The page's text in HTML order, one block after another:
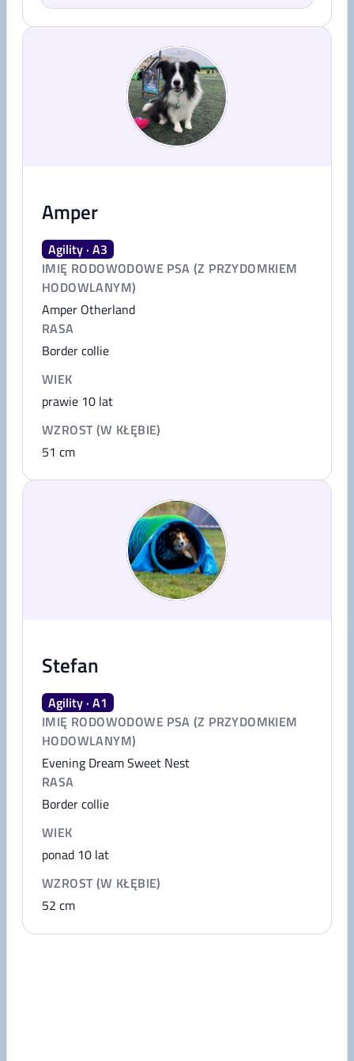
Amper
Agility · A3
IMIĘ RODOWODOWE PSA (Z PRZYDOMKIEM
HODOWLANYM)
Amper Otherland
RASA
Border collie
WIEK
prawie 10 lat
WZROST (W KŁĘBIE)
51 cm
Stefan
Agility · A1
IMIĘ RODOWODOWE PSA (Z PRZYDOMKIEM
HODOWLANYM)
Evening Dream Sweet Nest
RASA
Border collie
WIEK
ponad 10 lat
WZROST (W KŁĘBIE)
52 cm